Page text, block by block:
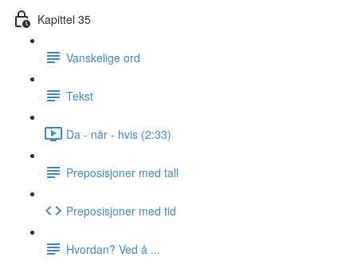
Kapittel 35
Vanskelige ord
Tekst
Da - når - hvis (2:33)
Preposisjoner med tall
Preposisjoner med tid
Hvordan? Ved å ...